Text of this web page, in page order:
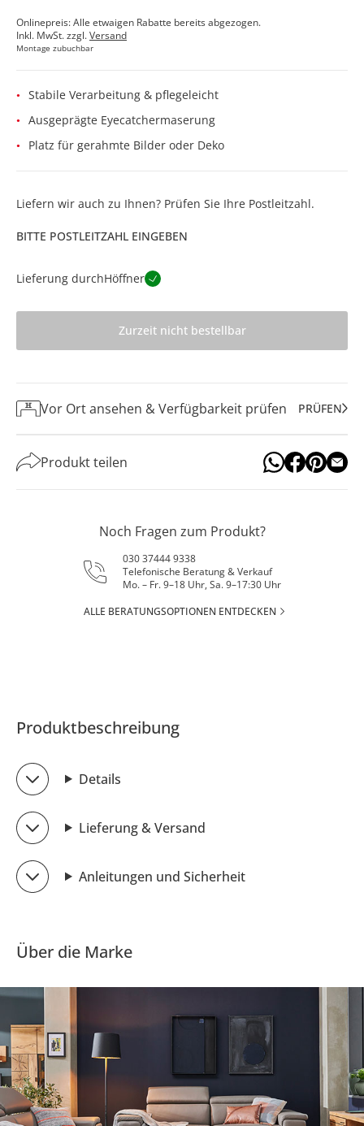
Onlinepreis: Alle etwaigen Rabatte bereits abgezogen.
Inkl. MwSt. zzgl.Versand
Montage zubuchbar
Stabile Verarbeitung & pflegeleicht
Ausgeprägte Eyecatchermaserung
Platz für gerahmte Bilder oder Deko
Liefern wir auch zu Ihnen? Prüfen Sie Ihre Postleitzahl.
BITTE POSTLEITZAHL EINGEBEN
Lieferung durchHöffner
Zurzeit nicht bestellbar
Vor Ort ansehen & Verfügbarkeit prüfen PRÜFEN
Produkt teilen
Noch Fragen zum Produkt?
030 37444 9338
Telefonische Beratung & Verkauf
Mo. – Fr. 9–18 Uhr, Sa. 9–17:30 Uhr
ALLE BERATUNGSOPTIONEN ENTDECKEN
Produktbeschreibung
Details
Lieferung & Versand
Anleitungen und Sicherheit
Über die Marke